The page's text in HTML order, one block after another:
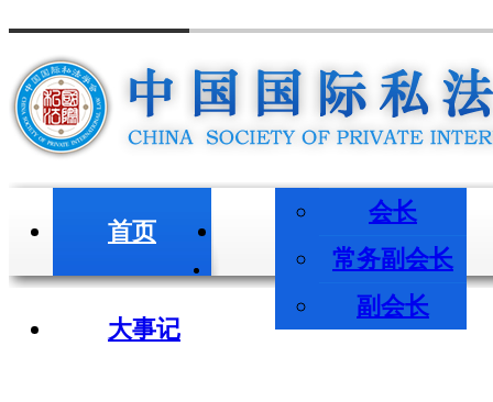
首页
会长
常务副会长
副会长
会长/副会长
大事记